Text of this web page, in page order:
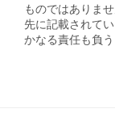
ものではありま
先に記載されて
かなる責任も負